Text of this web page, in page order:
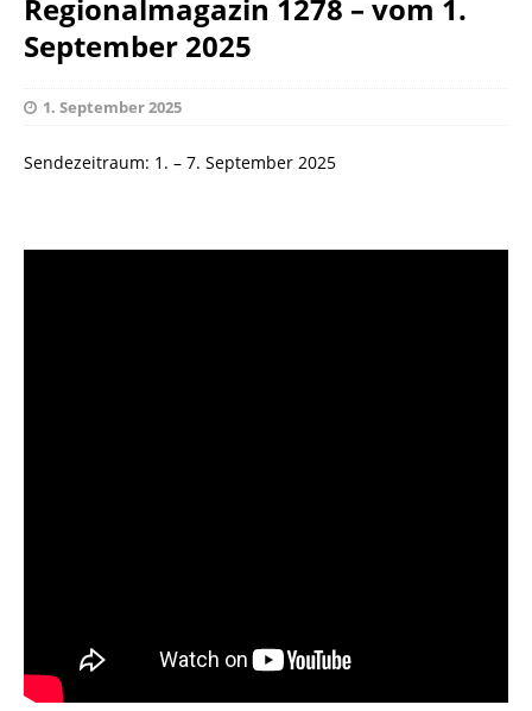
Regionalmagazin 1278 – vom 1.
September 2025
1. September 2025
Sendezeitraum: 1. – 7. September 2025